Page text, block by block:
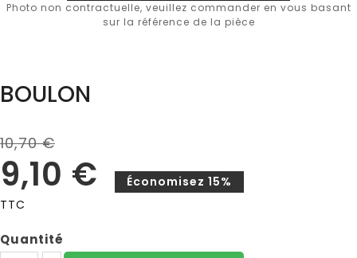
Photo non contractuelle, veuillez commander en vous basant
sur la référence de la pièce
BOULON
10,70 €
9,10 €
Économisez 15%
TTC
Quantité